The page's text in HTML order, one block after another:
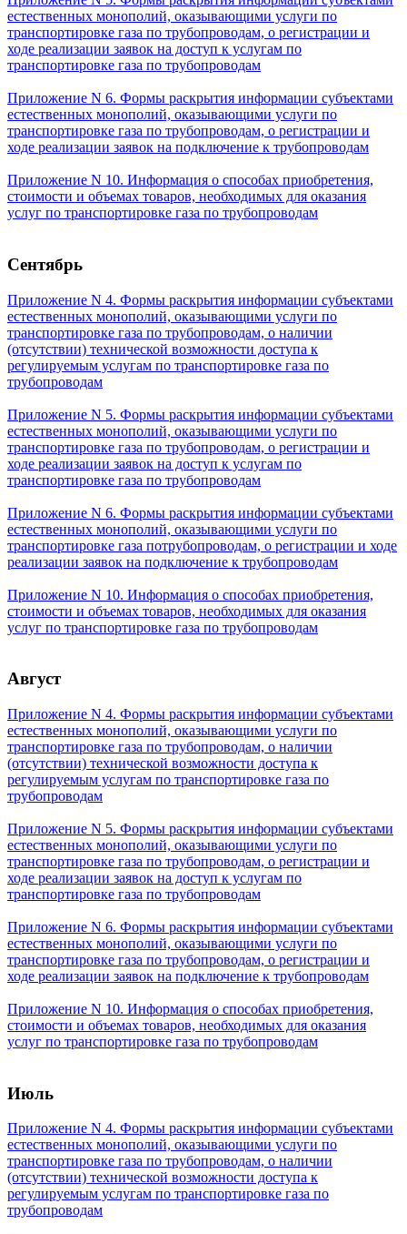
естественных монополий, оказывающими услуги по
транспортировке газа по трубопроводам, о регистрации и
ходе реализации заявок на доступ к услугам по
транспортировке газа по трубопроводам
Приложение N 6. Формы раскрытия информации субъектами
естественных монополий, оказывающими услуги по
транспортировке газа по трубопроводам, о регистрации и
ходе реализации заявок на подключение к трубопроводам
Приложение N 10. Информация о способах приобретения,
стоимости и объемах товаров, необходимых для оказания
услуг по транспортировке газа по трубопроводам
Сентябрь
Приложение N 4. Формы раскрытия информации субъектами
естественных монополий, оказывающими услуги по
транспортировке газа по трубопроводам, о наличии
(отсутствии) технической возможности доступа к
регулируемым услугам по транспортировке газа по
трубопроводам
Приложение N 5. Формы раскрытия информации субъектами
естественных монополий, оказывающими услуги по
транспортировке газа по трубопроводам, о регистрации и
ходе реализации заявок на доступ к услугам по
транспортировке газа по трубопроводам
Приложение N 6. Формы раскрытия информации субъектами
естественных монополий, оказывающими услуги по
транспортировке газа потрубопроводам, о регистрации и ходе
реализации заявок на подключение к трубопроводам
Приложение N 10. Информация о способах приобретения,
стоимости и объемах товаров, необходимых для оказания
услуг по транспортировке газа по трубопроводам
Август
Приложение N 4. Формы раскрытия информации субъектами
естественных монополий, оказывающими услуги по
транспортировке газа по трубопроводам, о наличии
(отсутствии) технической возможности доступа к
регулируемым услугам по транспортировке газа по
трубопроводам
Приложение N 5. Формы раскрытия информации субъектами
естественных монополий, оказывающими услуги по
транспортировке газа по трубопроводам, о регистрации и
ходе реализации заявок на доступ к услугам по
транспортировке газа по трубопроводам
Приложение N 6. Формы раскрытия информации субъектами
естественных монополий, оказывающими услуги по
транспортировке газа по трубопроводам, о регистрации и
ходе реализации заявок на подключение к трубопроводам
Приложение N 10. Информация о способах приобретения,
стоимости и объемах товаров, необходимых для оказания
услуг по транспортировке газа по трубопроводам
Июль
Приложение N 4. Формы раскрытия информации субъектами
естественных монополий, оказывающими услуги по
транспортировке газа по трубопроводам, о наличии
(отсутствии) технической возможности доступа к
регулируемым услугам по транспортировке газа по
трубопроводам